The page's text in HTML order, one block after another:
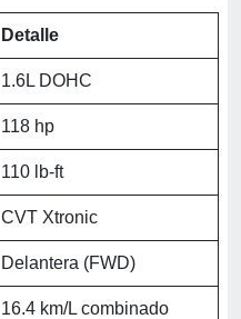
Detalle
1.6L DOHC
118 hp
110 lb-ft
CVT Xtronic
Delantera (FWD)
16.4 km/L combinado